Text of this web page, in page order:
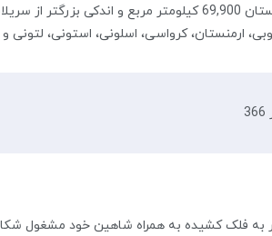
به فلک کشیده به همراه شاهین خود مشغول